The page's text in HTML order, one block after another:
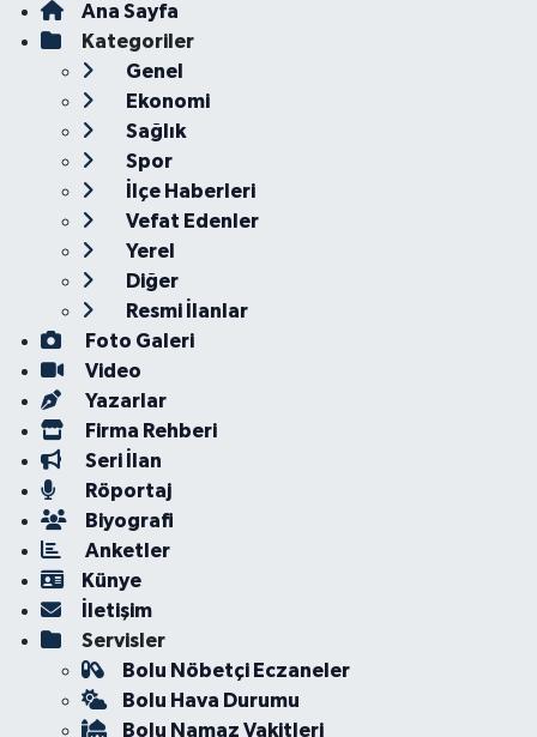
Ana Sayfa
Kategoriler
Genel
Ekonomi
Sağlık
Spor
İlçe Haberleri
Vefat Edenler
Yerel
Diğer
Resmi İlanlar
Foto Galeri
Video
Yazarlar
Firma Rehberi
Seri İlan
Röportaj
Biyografi
Anketler
Künye
İletişim
Servisler
Bolu Nöbetçi Eczaneler
Bolu Hava Durumu
Bolu Namaz Vakitleri